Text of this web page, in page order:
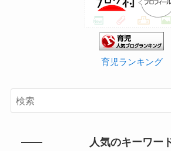
育児ランキング
人気のキーワー